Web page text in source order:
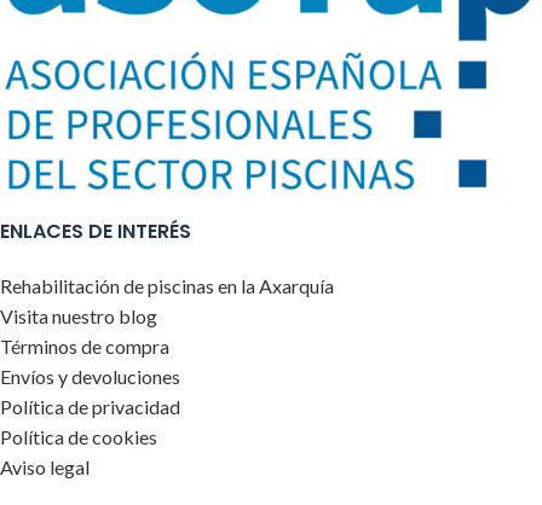
ENLACES DE INTERÉS
Rehabilitación de piscinas en la Axarquía
Visita nuestro blog
Términos de compra
Envíos y devoluciones
Política de privacidad
Política de cookies
Aviso legal